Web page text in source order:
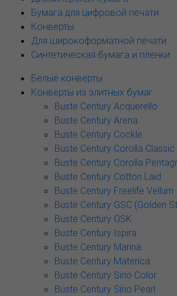
Бумага для цифровой печати
Конверты
Для широкоформатной печати
Синтетическая бумага и пленки
Белые конверты
Конверты из элитных бумаг
Buste Century Acquerello
Buste Century Arena
Buste Century Cockle
Buste Century Corolla Classic
Buste Century Corolla
Buste Century Cotton Laid
Buste Century Freelife Vellum
Buste Century GSC (Golden
Buste Century GSK
Buste Century Ispira
Buste Century Marina
Buste Century Materica
Buste Century Sirio Color
Buste Century Sirio Pearl